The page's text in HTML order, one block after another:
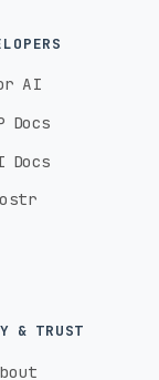
AI
Docs
Docs
& TRUST